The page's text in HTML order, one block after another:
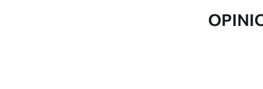
Disponible con recubrimiento de
Se puede limpiar suavemente con